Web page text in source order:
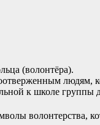
(волонтёра).
людям,
к школе группы
волонтерства,